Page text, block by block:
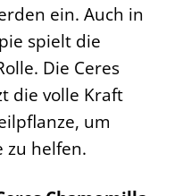
ein. Auch in
spielt die
Die Ceres
die volle Kraft
um
zu helfen.